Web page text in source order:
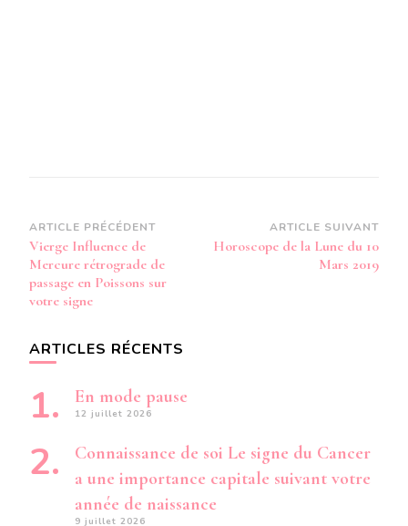
Navigation
d’article
ARTICLE PRÉCÉDENT
Vierge Influence de
Mercure rétrograde de
passage en Poissons sur
votre signe
ARTICLE SUIVANT
Horoscope de la Lune du 10
Mars 2019
ARTICLES RÉCENTS
En mode pause
12 juillet 2026
Connaissance de soi Le signe du Cancer
a une importance capitale suivant votre
année de naissance
9 juillet 2026